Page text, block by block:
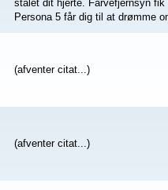
stålet dit hjerte. Farvefjernsyn
Persona 5 får dig til at drømme
(afventer citat...)
(afventer citat...)